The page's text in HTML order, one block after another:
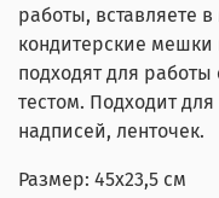
работы, вставляете
кондитерские
подходят для
тестом. Подходит
надписей, ленточек.
Размер: 45x23,5 см